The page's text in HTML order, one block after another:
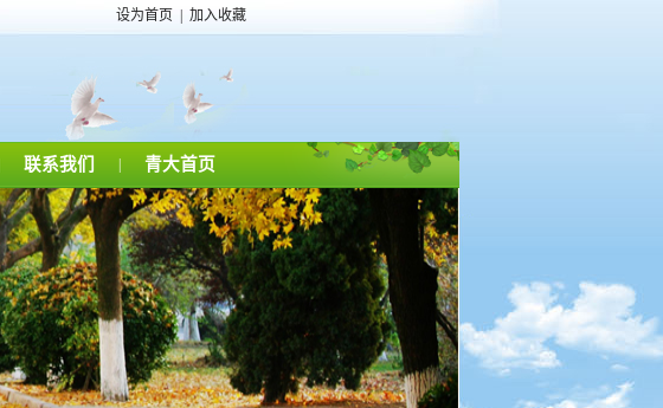
设为首页 加入收藏
联系我们 青大首页